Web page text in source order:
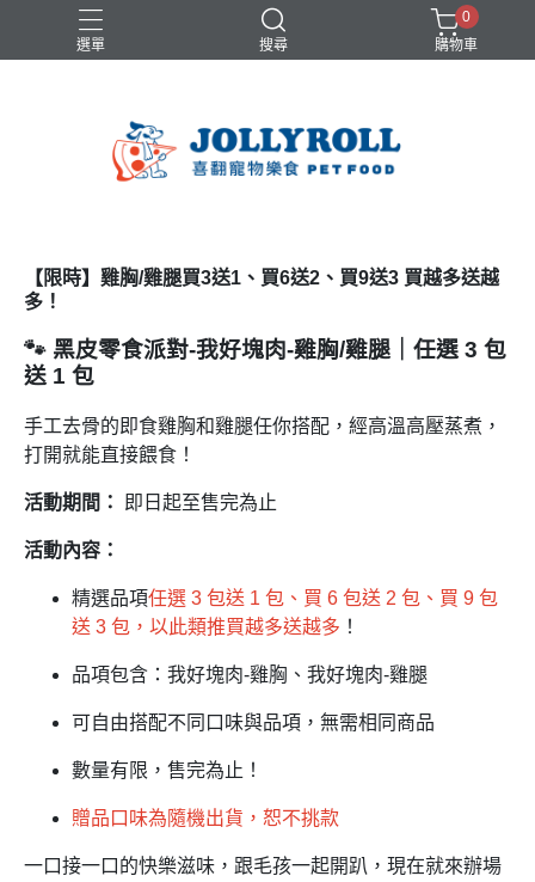
選單 搜尋
0
購物車
【限時】雞胸/雞腿買3送1、買6送2、買9送3 買越多送越
多！
🐾 黑皮零食派對-我好塊肉-雞胸/雞腿｜任選 3 包
送 1 包
手工去骨的即食雞胸和雞腿任你搭配，經高溫高壓蒸煮，
打開就能直接餵食！
活動期間： 即日起至售完為止
活動內容：
精選品項任選 3 包送 1 包、買 6 包送 2 包、買 9 包
送 3 包，以此類推買越多送越多 ！
品項包含：我好塊肉-雞胸、我好塊肉-雞腿
可自由搭配不同口味與品項，無需相同商品
數量有限，售完為止！
贈品口味為隨機出貨，恕不挑款
一口接一口的快樂滋味，跟毛孩一起開趴，現在就來辦場